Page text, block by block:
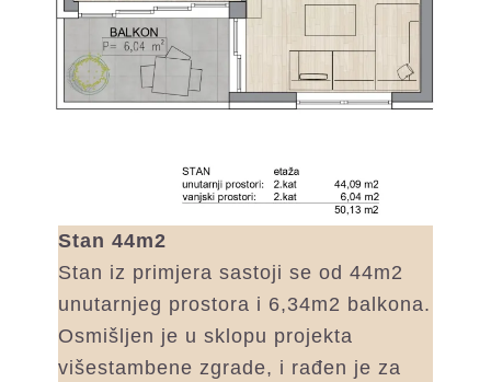
Stan 44m2
Stan iz primjera sastoji se od 44m2
unutarnjeg prostora i 6,34m2 balkona.
Osmišljen je u sklopu projekta
višestambene zgrade, i rađen je za